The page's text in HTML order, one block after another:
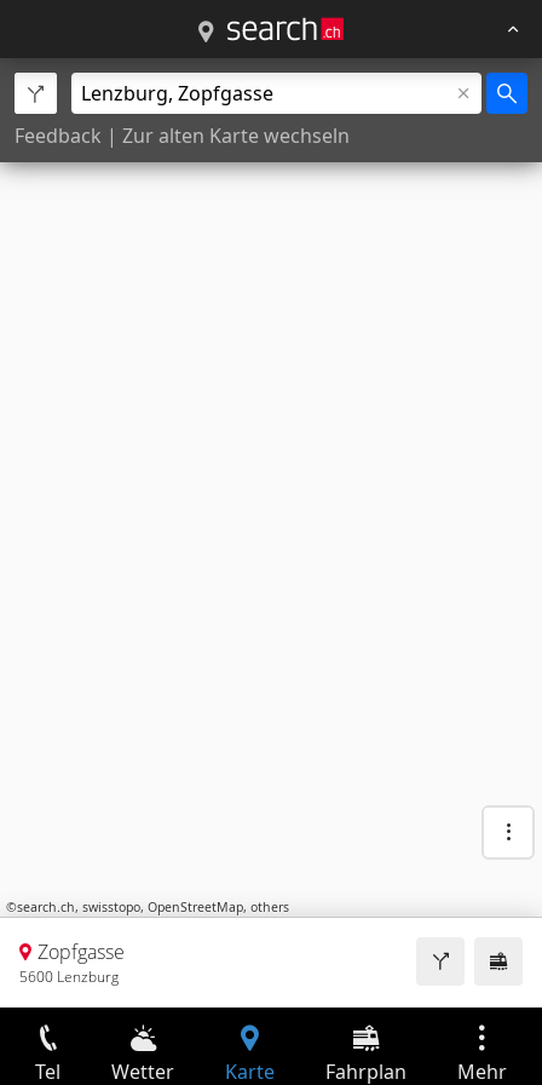
Feedback | Zur alten Karte wechseln
©search.ch, swisstopo, OpenStreetMap, others
Zopfgasse
5600 Lenzburg
Tel Wetter Karte Fahrplan Mehr